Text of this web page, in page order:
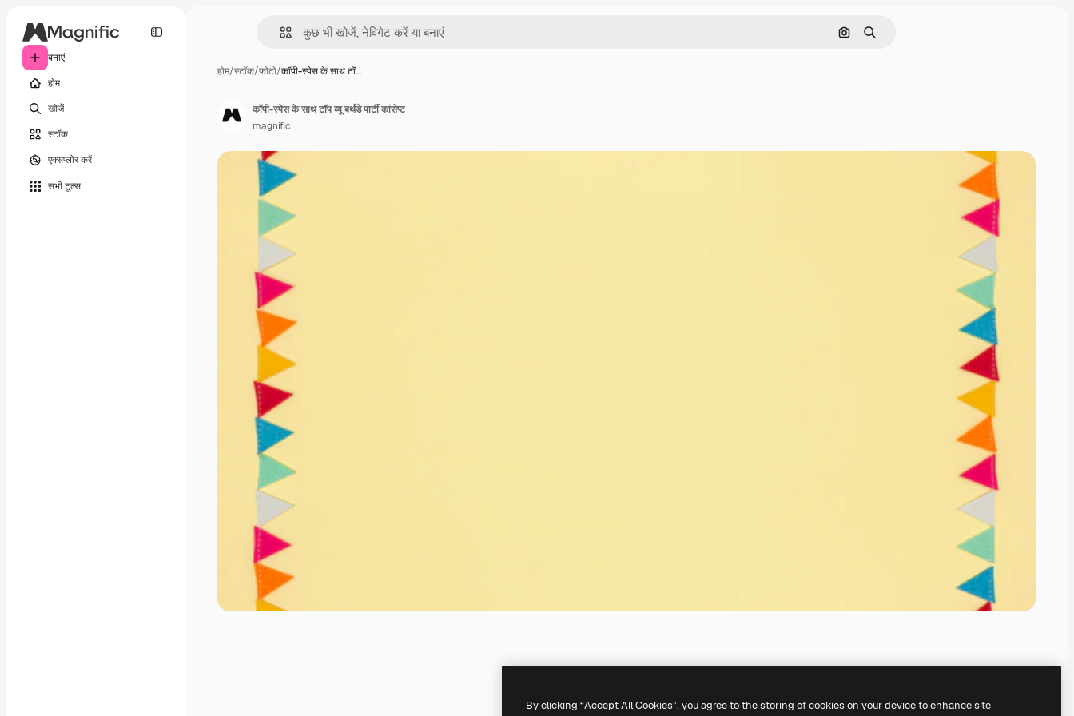
बनाएं
होम
खोजें
स्टॉक
एक्सप्लोर करें
सभी टूल्‍स
इमेज से खोजें
खोजें
होम/स्टॉक/फोटो/कॉपी-स्पेस के साथ टॉ…
कॉपी-स्पेस के साथ टॉप व्यू बर्थडे पार्टी कांसेप्ट
magnific
By clicking “Accept All Cookies”, you agree to the storing of cookies on your device to enhance site